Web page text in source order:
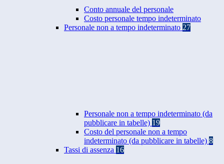
Conto annuale del personale
Costo personale tempo indeterminato
Personale non a tempo indeterminato 27
Personale non a tempo indeterminato (da
pubblicare in tabelle) 19
Costo del personale non a tempo
indeterminato (da pubblicare in tabelle) 8
Tassi di assenza 16